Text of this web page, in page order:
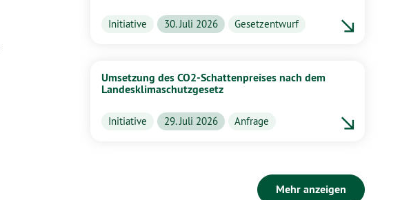
Initiative 30. Juli 2026 Gesetzentwurf
Umsetzung des CO2-Schattenpreises nach dem
Landesklimaschutzgesetz
Initiative 29. Juli 2026 Anfrage
Mehr anzeigen